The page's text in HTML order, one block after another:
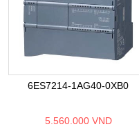
6ES7214-1AG40-0XB0
5.560.000 VND